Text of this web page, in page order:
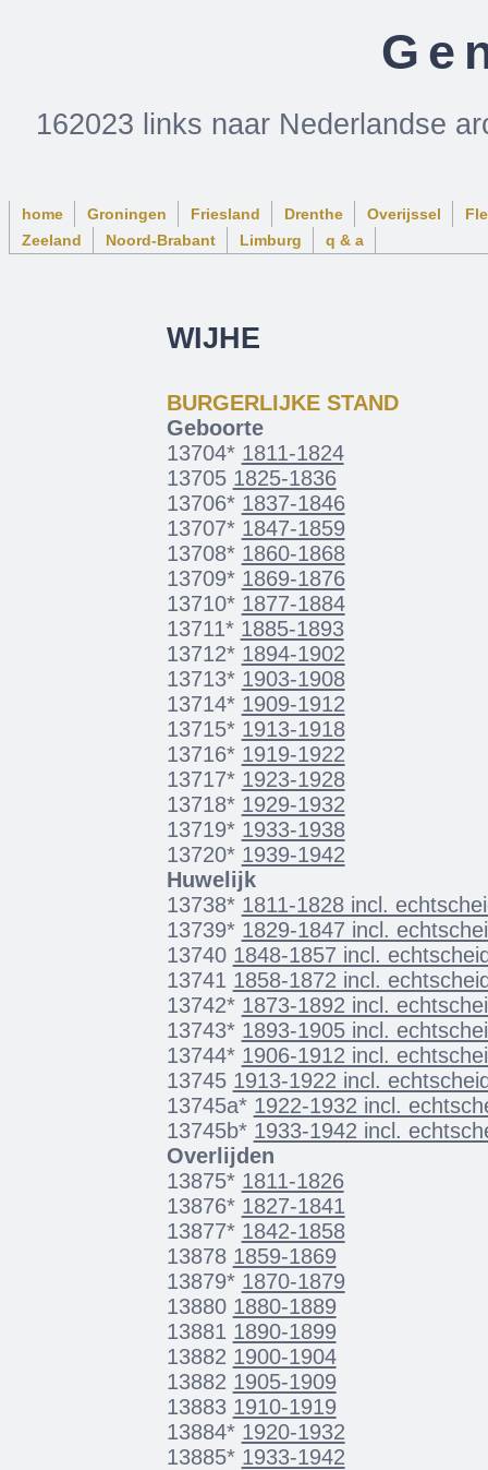
162023 links naar Nederlandse
home Groningen Friesland Drenthe Overijssel
Zeeland
Noord-Brabant Limburg q & a
WIJHE
BURGERLIJKE STAND
Geboorte
13704* 1811-1824
13705 1825-1836
13706* 1837-1846
13707* 1847-1859
13708* 1860-1868
13709* 1869-1876
13710* 1877-1884
13711* 1885-1893
13712* 1894-1902
13713* 1903-1908
13714* 1909-1912
13715* 1913-1918
13716* 1919-1922
13717* 1923-1928
13718* 1929-1932
13719* 1933-1938
13720* 1939-1942
Huwelijk
13738* 1811-1828 incl.
13739* 1829-1847 incl.
13740 1848-1857 incl.
13741 1858-1872 incl.
13742* 1873-1892 incl.
13743* 1893-1905 incl.
13744* 1906-1912 incl.
13745 1913-1922 incl.
13745a* 1922-1932 incl.
13745b* 1933-1942 incl.
Overlijden
13875* 1811-1826
13876* 1827-1841
13877* 1842-1858
13878 1859-1869
13879* 1870-1879
13880 1880-1889
13881 1890-1899
13882 1900-1904
13882 1905-1909
13883 1910-1919
13884* 1920-1932
13885* 1933-1942